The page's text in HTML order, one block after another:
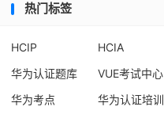
热门标签
HCIP HCIA
华为认证题库
VUE考试中心
华为考点
华为认证培训